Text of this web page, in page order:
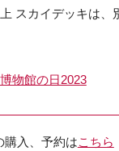
スカイデッキは、
物館の日2023
購入、予約はこちら